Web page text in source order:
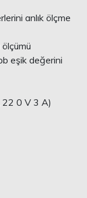
anlık ölçme
eşik değerini
22 0 V 3 A)